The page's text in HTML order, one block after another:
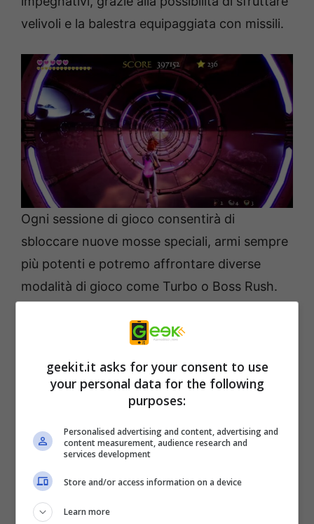
velivoli e la balestra equipaggiata con missili.
Ogni sessione di gioco consentirà di
sbloccare nuove mosse speciali, armi sempre
più potenti e potremo affrontare diverse
modalità di gioco come Turbo o Boss Rush.
passate, ma è fortemente orientato
musicale: l’’accattivante colonna sonora
opera-rock composta dall’olandese Valensia,
opera-rock dei Queen per oltre 30 anni.
geekit.it asks for your consent to use
your personal data for the following
purposes:
Personalised advertising and content, advertising and
content measurement, audience research and
services development
Store and/or access information on a device
Learn more